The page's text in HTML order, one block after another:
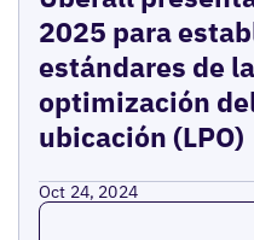
2025 para
estándares de
optimización
ubicación (LPO)
Oct 24, 2024
Read more